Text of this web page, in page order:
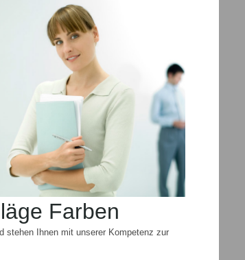
Farben
stehen Ihnen mit unserer Kompetenz zur